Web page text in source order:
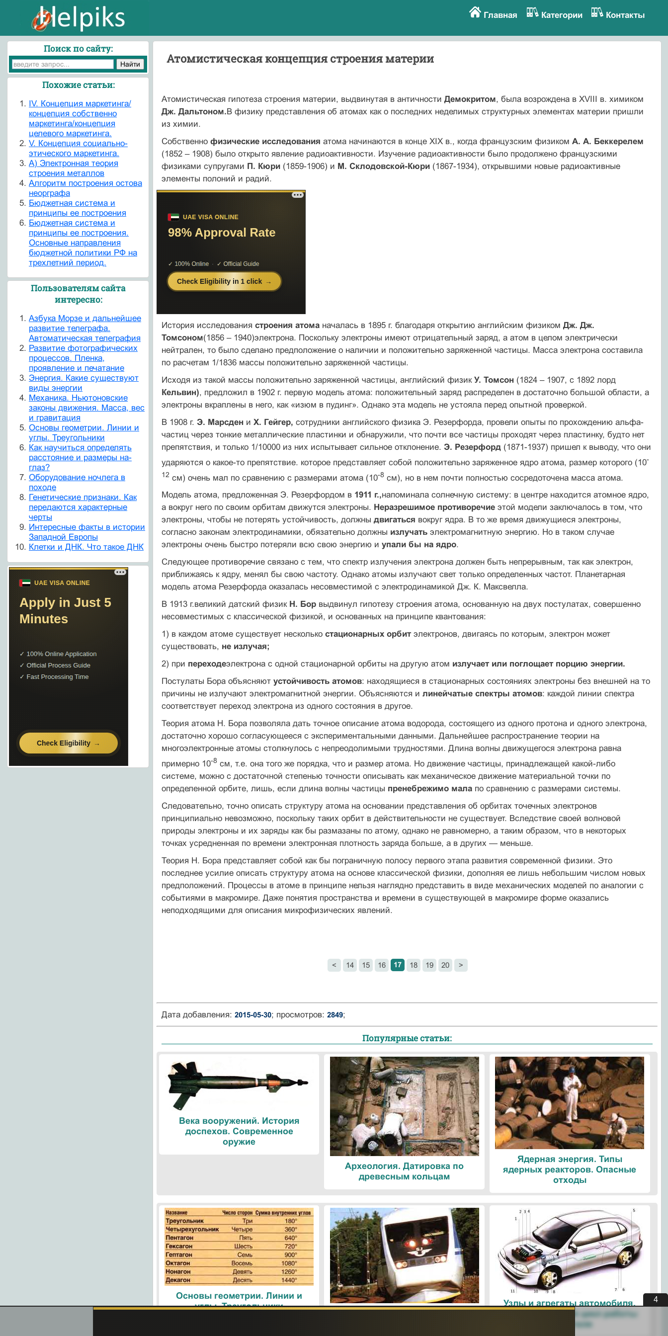
Главная Категории Контакты
Атомистическая концепция строения материи
Атомистическая гипотеза строения материи, выдвинутая в античности Демокритом, была возрождена в XVIII в. химиком
Дж. Дальтоном.В физику представления об атомах как о последних неделимых структурных элементах материи пришли
из химии.
Собственно физические исследования атома начинаются в конце XIX в., когда французским физиком А. А. Беккерелем
(1852 – 1908) было открыто явление радиоактивности. Изучение радиоактивности было продолжено французскими
физиками супругами П. Кюри(1859-1906) и М. Склодовской-Кюри(1867-1934), открывшими новые радиоактивные
элементы полоний и радий.
История исследования строения атоманачалась в 1895 г. благодаря открытию английским физиком Дж. Дж.
Томсоном(1856 – 1940)электрона. Поскольку электроны имеют отрицательный заряд, а атом в целом электрически
нейтрален, то было сделано предположение о наличии и положительно заряженной частицы. Масса электрона составила
по расчетам 1/1836 массы положительно заряженной частицы.
Исходя из такой массы положительно заряженной частицы, английский физик У. Томсон(1824 – 1907, с 1892 лорд
Кельвин), предложил в 1902 г. первую модель атома: положительный заряд распределен в достаточно большой области, а
электроны вкраплены в него, как «изюм в пудинг». Однако эта модель не устояла перед опытной проверкой.
В 1908 г. Э. Марсдени X. Гейгер, сотрудники английского физика Э. Резерфорда, провели опыты по прохождению альфа-
частиц через тонкие металлические пластинки и обнаружили, что почти все частицы проходят через пластинку, будто нет
препятствия, и только 1/10000 из них испытывает сильное отклонение. Э. Резерфорд(1871-1937) пришел к выводу, что они
ударяются о какое-то препятствие. которое представляет собой положительно заряженное ядро атома, размер которого (10-
12см) очень мал по сравнению с размерами атома (10-8см), но в нем почти полностью сосредоточена масса атома.
Модель атома, предложенная Э. Резерфордом в 1911 г.,напоминала солнечную систему: в центре находится атомное ядро,
а вокруг него по своим орбитам движутся электроны. Неразрешимое противоречиеэтой модели заключалось в том, что
электроны, чтобы не потерять устойчивость, должны двигаться вокруг ядра. В то же время движущиеся электроны,
согласно законам электродинамики, обязательно должны излучатьэлектромагнитную энергию. Но в таком случае
электроны очень быстро потеряли всю свою энергию и упали бы на ядро.
Следующее противоречие связано с тем, что спектр излучения электрона должен быть непрерывным, так как электрон,
приближаясь к ядру, менял бы свою частоту. Однако атомы излучают свет только определенных частот. Планетарная
модель атома Резерфорда оказалась несовместимой с электродинамикой Дж. К. Максвелла.
В 1913 г.великий датский физик Н. Борвыдвинул гипотезу строения атома, основанную на двух постулатах, совершенно
несовместимых с классической физикой, и основанных на принципе квантования:
1) в каждом атоме существует несколько стационарных орбитэлектронов, двигаясь по которым, электрон может
существовать, не излучая;
2) при переходеэлектрона с одной стационарной орбиты на другую атом излучает или поглощает порцию энергии.
Постулаты Бора объясняют устойчивость атомов: находящиеся в стационарных состояниях электроны без внешней на то
причины не излучают электромагнитной энергии. Объясняются и линейчатые спектры атомов: каждой линии спектра
соответствует переход электрона из одного состояния в другое.
Теория атома Н. Бора позволяла дать точное описание атома водорода, состоящего из одного протона и одного электрона,
достаточно хорошо согласующееся с экспериментальными данными. Дальнейшее распространение теории на
многоэлектронные атомы столкнулось с непреодолимыми трудностями. Длина волны движущегося электрона равна
примерно 10-8см, т.е. она того же порядка, что и размер атома. Но движение частицы, принадлежащей какой-либо
системе, можно с достаточной степенью точности описывать как механическое движение материальной точки по
определенной орбите, лишь, если длина волны частицы пренебрежимо малапо сравнению с размерами системы.
Следовательно, точно описать структуру атома на основании представления об орбитах точечных электронов
принципиально невозможно, поскольку таких орбит в действительности не существует. Вследствие своей волновой
природы электроны и их заряды как бы размазаны по атому, однако не равномерно, а таким образом, что в некоторых
точках усредненная по времени электронная плотность заряда больше, а в других — меньше.
Теория Н. Бора представляет собой как бы пограничную полосу первого этапа развития современной физики. Это
последнее усилие описать структуру атома на основе классической физики, дополняя ее лишь небольшим числом новых
предположений. Процессы в атоме в принципе нельзя наглядно представить в виде механических моделей по аналогии с
событиями в макромире. Даже понятия пространства и времени в существующей в макромире форме оказались
неподходящими для описания микрофизических явлений.
< 14 15 16 17 18 19 20 >
Дата добавления: 2015-05-30; просмотров: 2849;
Популярные статьи:
Века вооружений. История
доспехов. Современное
оружие
Археология. Датировка по
древесным кольцам
Ядерная энергия. Типы
ядерных реакторов. Опасные
отходы
Основы геометрии. Линии и
углы. Треугольники
Поезда. Современные
Узлы и агрегаты автомобиля.
Четырехтактный цикл работы
двигателя
Поиск по сайту:
Похожие статьи:
IV. Концепция маркетинга/
концепция собственно
маркетинга/концепция
целевого маркетинга.
V. Концепция социально-
этического маркетинга.
А) Электронная теория
строения металлов
Алгоритм построения остова
неорграфа
Бюджетная система и
принципы ее построения
Бюджетная система и
принципы ее построения.
Основные направления
бюджетной политики РФ на
трехлетний период.
Пользователям сайта
интересно:
Азбука Морзе и дальнейшее
развитие телеграфа.
Автоматическая телеграфия
Развитие фотографических
процессов. Пленка,
проявление и печатание
Энергия. Какие существуют
виды энергии
Механика. Ньютоновские
законы движения. Масса, вес
и гравитация
Основы геометрии. Линии и
углы. Треугольники
Как научиться определять
расстояние и размеры на-
глаз?
Оборудование ночлега в
походе
Генетические признаки. Как
передаются характерные
черты
Интересные факты в истории
Западной Европы
Клетки и ДНК. Что такое ДНК
3